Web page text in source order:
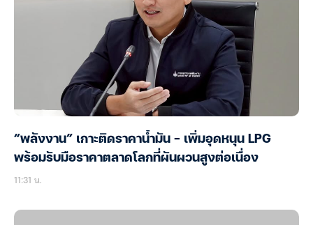
“พลังงาน” เกาะติดราคาน้ำมัน – เพิ่มอุดหนุน LPG
พร้อมรับมือราคาตลาดโลกที่ผันผวนสูงต่อเนื่อง
11:31 น.